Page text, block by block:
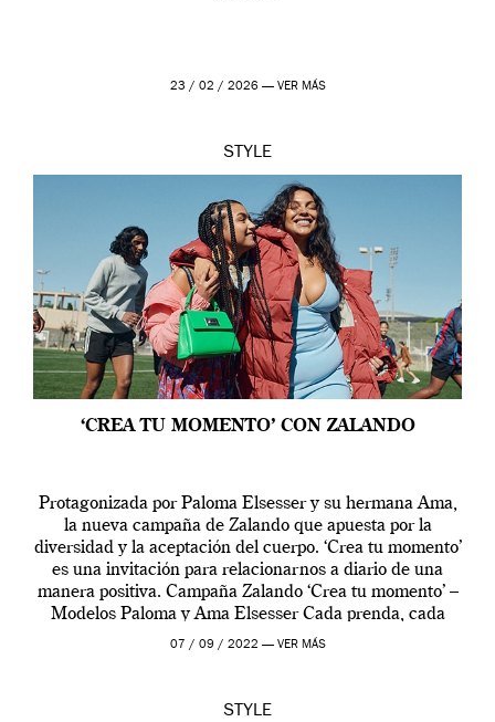
23 / 02 / 2026 — VER MÁS
STYLE
‘CREA TU MOMENTO’ CON ZALANDO
Protagonizada por Paloma Elsesser y su hermana Ama,
la nueva campaña de Zalando que apuesta por la
diversidad y la aceptación del cuerpo. ‘Crea tu momento’
es una invitación para relacionarnos a diario de una
manera positiva. Campaña Zalando ‘Crea tu momento’ –
Modelos Paloma y Ama Elsesser Cada prenda, cada
outfit, cada momento, caracteriza […]
07 / 09 / 2022 — VER MÁS
STYLE